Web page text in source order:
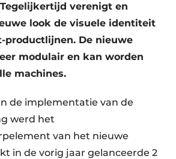
verenigt en
look de visuele identiteit
productlijnen. De nieuwe
modulair en kan worden
machines.
de implementatie van de
werd het
van het nieuwe
in de vorig jaar gelanceerde 2